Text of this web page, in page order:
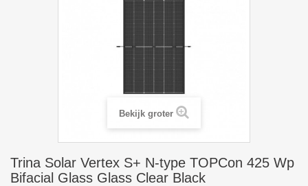
Bekijk groter
Trina Solar Vertex S+ N-type TOPCon 425 Wp
Bifacial Glass Glass Clear Black